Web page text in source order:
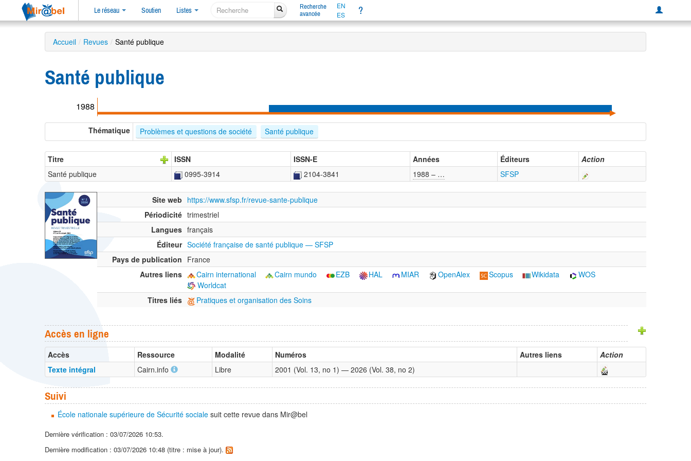
Le réseau Soutien Listes
Recherche
avancée
EN
ES
?
Accueil / Revues / Santé publique
Santé publique
1988
Thématique Problèmes et questions de société Santé publique
Titre ISSN ISSN-E Années Éditeurs
Action
Santé publique
0995-3914 2104-3841 1988 – … SFSP
Site web https://www.sfsp.fr/revue-sante-publique
Périodicité trimestriel
Langues français
Éditeur Société française de santé publique — SFSP
Pays de publication France
Autres liens
Cairn international Cairn mundo EZB HAL MIAR OpenAlex Scopus Wikidata
WOS
Worldcat
Titres liés
Pratiques et organisation des Soins
Accès en ligne
Accès Ressource Modalité Numéros Autres liens
Action
Texte intégral
Cairn.info Libre 2001 (Vol. 13, no 1) — 2026 (Vol. 38, no 2)
Suivi
École nationale supérieure de Sécurité sociale suit cette revue dans Mir@bel
Dernière vérification : 03/07/2026 10:53.
Dernière modification : 03/07/2026 10:48 (titre : mise à jour).